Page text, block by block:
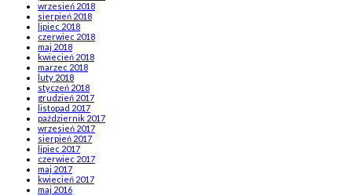
wrzesień 2018
sierpień 2018
lipiec 2018
czerwiec 2018
maj 2018
kwiecień 2018
marzec 2018
luty 2018
styczeń 2018
grudzień 2017
listopad 2017
październik 2017
wrzesień 2017
sierpień 2017
lipiec 2017
czerwiec 2017
maj 2017
kwiecień 2017
maj 2016